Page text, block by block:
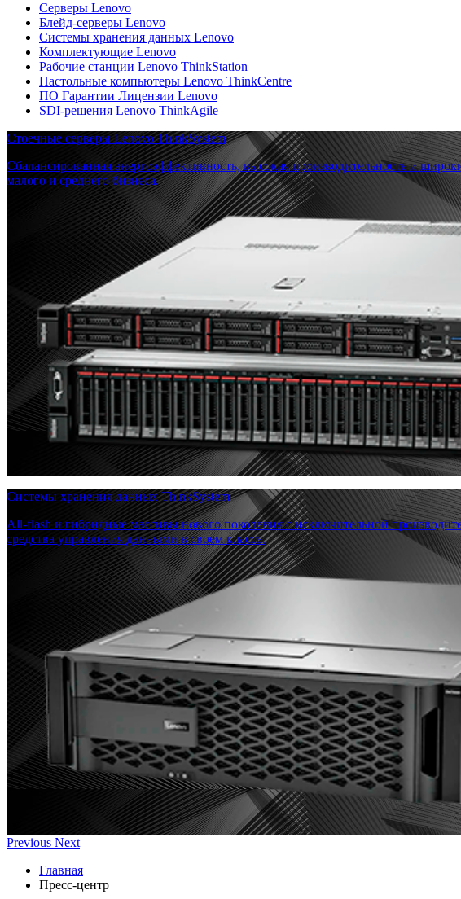
Серверы Lenovo
Блейд-серверы Lenovo
Системы хранения данных Lenovo
Комплектующие Lenovo
Рабочие станции Lenovo ThinkStation
Настольные компьютеры Lenovo ThinkCentre
ПО Гарантии Лицензии Lenovo
SDI-решения Lenovo ThinkAgile
Стоечные серверы Lenovo ThinkSystem
Сбалансированная энергоэффективность, высокая производительность и
малого и среднего бизнеса.
Системы хранения данных ThinkSystem
All-flash и гибридные массивы нового поколения с исключительной
средства управления данными в своем классе.
Previous Next
Главная
Пресс-центр